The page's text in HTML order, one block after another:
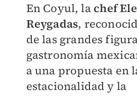
En Coyul, lachef
Reygadas,
de las grandes
gastronomía
a una propuesta en
estacionalidad y la